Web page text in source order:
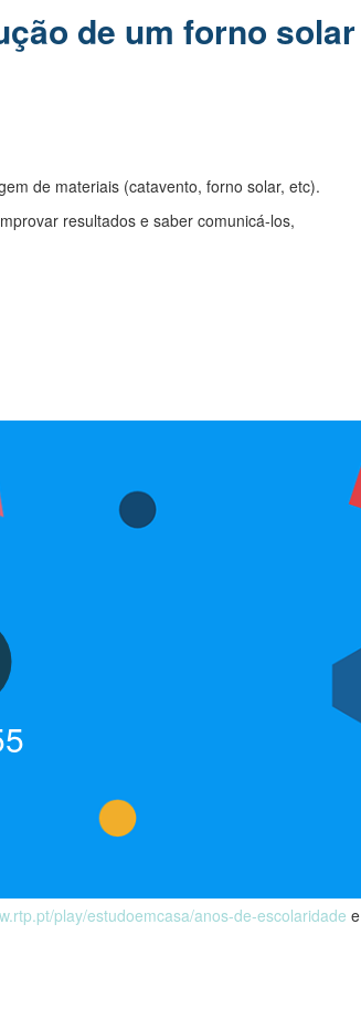
de um forno solar
de materiais (catavento, forno solar, etc).
resultados e saber comunicá-los,
play/estudoemcasa/anos-de-escolaridade e